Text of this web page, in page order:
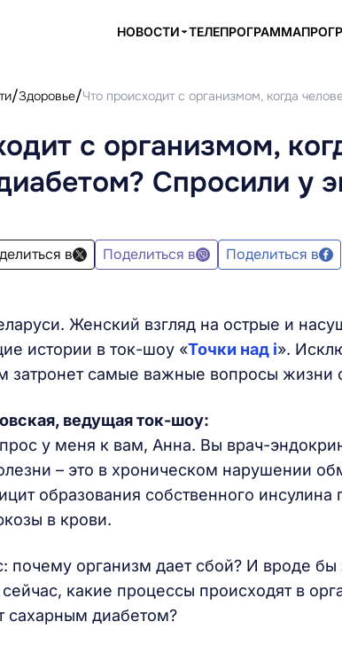
НОВОСТИ ТЕЛЕПРОГРАММА
Здоровье Что происходит с организмом, когда
с организмом,
Спросили у
в Поделиться в Поделиться в
Женский взгляд на острые и
истории в ток-шоу «Точки над i».
затронет самые важные вопросы жизни
, ведущая ток-шоу:
у меня к вам, Анна. Вы врач-
– это в хроническом нарушении
образования собственного
в крови.
почему организм дает сбой? И вроде
какие процессы происходят в
сахарным диабетом?